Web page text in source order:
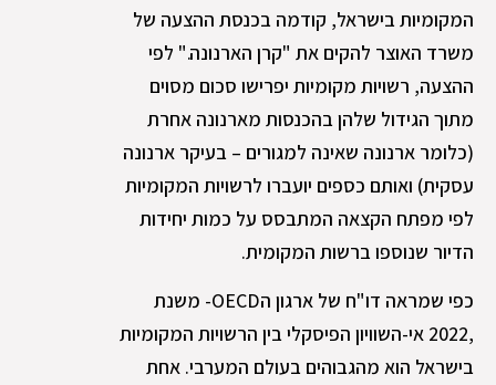
המקומיות בישראל, קודמה בכנסת ההצעה של
משרד האוצר להקים את "קרן הארנונה." לפי
ההצעה, רשויות מקומיות יפרישו סכום מסוים
מתוך הגידול שלהן בהכנסות מארנונה אחרת
(כלומר ארנונה שאינה למגורים – בעיקר ארנונה
עסקית) ואותם כספים יועברו לרשויות המקומיות
לפי מפתח הקצאה המתבסס על כמות יחידות
הדיור שנוספו ברשות המקומית.
כפי שמראה דו"ח של ארגון הOECD- משנת
,2022 אי-השוויון הפיסקלי בין הרשויות המקומיות
בישראל הוא מהגבוהים בעולם המערבי. אחת